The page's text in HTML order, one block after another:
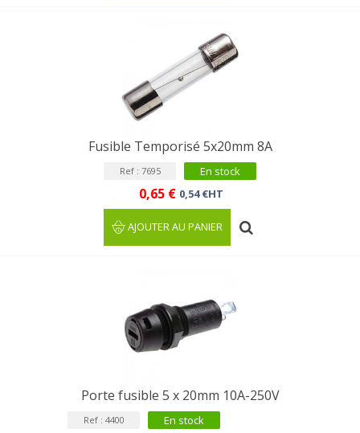
Fusible Temporisé 5x20mm 8A
Ref : 7695 En stock
0,65 € 0,54 €HT
AJOUTER AU PANIER
Porte fusible 5 x 20mm 10A-250V
Ref : 4400 En stock